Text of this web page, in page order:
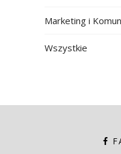
Marketing i
Wszystkie